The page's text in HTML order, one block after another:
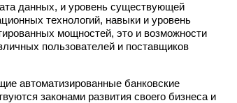
данных, и уровень существующей
технологий, навыки и уровень
мощностей, это и возможности
пользователей и поставщиков
автоматизированные банковские
законами развития своего бизнеса и